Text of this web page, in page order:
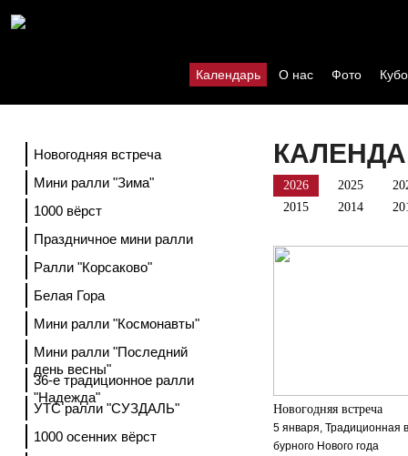
Календарь О нас Фото
Новогодняя встреча
Мини ралли "Зима"
1000 вёрст
Праздничное мини ралли
Ралли "Корсаково"
Белая Гора
Мини ралли "Космонавты"
Мини ралли "Последний
день весны"
36-е традиционное ралли
"Надежда"
УТС ралли "СУЗДАЛЬ"
1000 осенних вёрст
2026 2025
2015
2014
Новогодняя встреча
5 января, Традиционная
бурного Нового года